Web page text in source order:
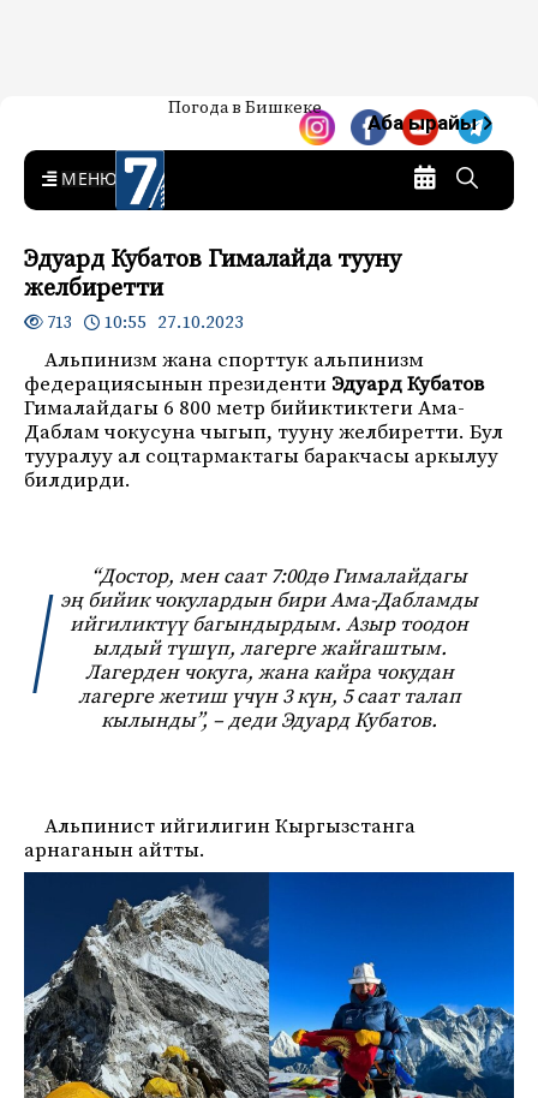
7-канал. Жаңылыктар —
Кыргызстан
Жаңылыктар — Кыргызстан
Погода в Бишкеке
Аба ырайы
MENU
Эдуард Кубатов Гималайда тууну
желбиретти
713 10:55 27.10.2023
Альпинизм жана спорттук альпинизм
федерациясынын президенти Эдуард Кубатов
Гималайдагы 6 800 метр бийиктиктеги Ама-
Даблам чокусуна чыгып, тууну желбиретти. Бул
тууралуу ал соцтармактагы баракчасы аркылуу
билдирди.
“Достор, мен саат 7:00дө Гималайдагы
эң бийик чокулардын бири Ама-Дабламды
ийгиликтүү багындырдым. Азыр тоодон
ылдый түшүп, лагерге жайгаштым.
Лагерден чокуга, жана кайра чокудан
лагерге жетиш үчүн 3 күн, 5 саат талап
кылынды”, – деди Эдуард Кубатов.
Альпинист ийгилигин Кыргызстанга
арнаганын айтты.